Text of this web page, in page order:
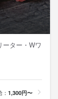
ーター・Wワ
1,300円〜
費支給／寮・
あり／服
費支給／寮・
引あり／服
・バイク通勤
社50％以上／
費支給／寮・
引あり／服
・バイク通勤
社50％以上／